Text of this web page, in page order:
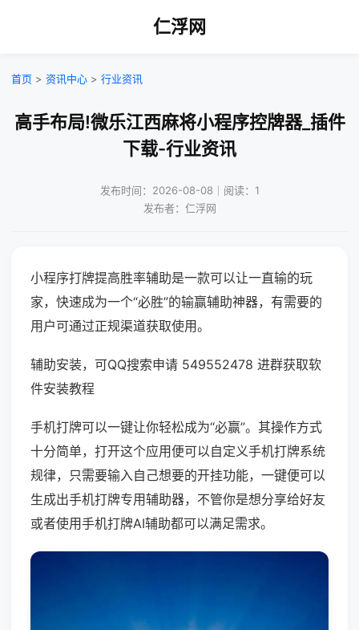
仁浮网
首页 > 资讯中心 > 行业资讯
高手布局!微乐江西麻将小程序控牌器_插件
下载-行业资讯
发布时间：2026-08-08｜阅读：1
发布者：仁浮网
小程序打牌提高胜率辅助是一款可以让一直输的玩
家，快速成为一个“必胜”的输赢辅助神器，有需要的
用户可通过正规渠道获取使用。
辅助安装，可QQ搜索申请 549552478 进群获取软
件安装教程
手机打牌可以一键让你轻松成为“必赢”。其操作方式
十分简单，打开这个应用便可以自定义手机打牌系统
规律，只需要输入自己想要的开挂功能，一键便可以
生成出手机打牌专用辅助器，不管你是想分享给好友
或者使用手机打牌AI辅助都可以满足需求。